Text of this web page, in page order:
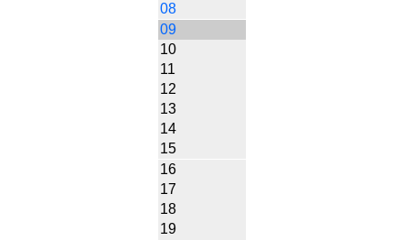
08
09
10
11
12
13
14
15
16
17
18
19